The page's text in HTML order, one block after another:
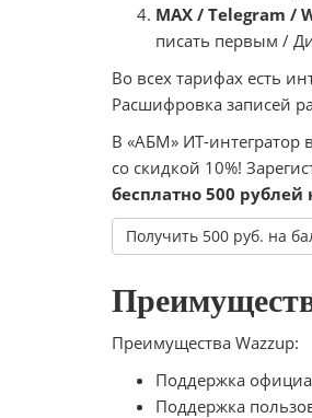
MAX / Telegram /
писать первым /
Во всех тарифах есть
Расшифровка записей
В «АБМ» ИТ-интегратор
со скидкой 10%!
бесплатно 500 рублей
Получить 500 руб. на
Преимущества Wazzup:
Поддержка
Поддержка